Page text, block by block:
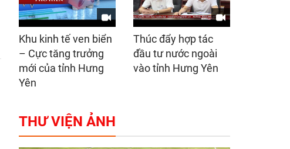
Khu kinh tế ven biển
– Cực tăng trưởng
mới của tỉnh Hưng
Yên
Thúc đẩy hợp tác
đầu tư nước ngoài
vào tỉnh Hưng Yên
THƯ VIỆN ẢNH